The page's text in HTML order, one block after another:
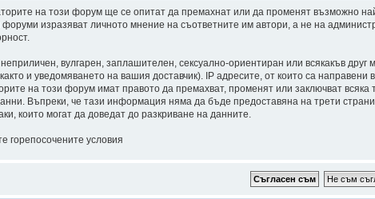
на този форум ще се опитат да премахнат или да променят възможно
изразяват личното мнение на съответните им автори, а не на
вулгарен, заплашителен, сексуално-ориентиран или всякакъв
и уведомяването на вашия доставчик). IP адресите, от които са
на този форум имат правото да премахват, променят или заключват
Въпреки, че тази информация няма да бъде предоставяна на трети
които могат да доведат до разкриване на данните.
горепосочените условия